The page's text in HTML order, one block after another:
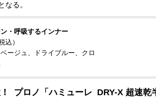
なる。
・呼吸するインナー
込）
ージュ、ドライブルー、クロ
プロノ「ハミューレ DRY-X 超速乾